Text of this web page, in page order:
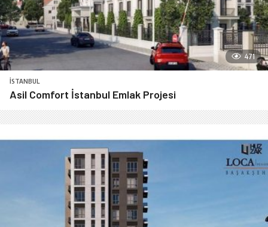
471
İSTANBUL
Asil Comfort İstanbul Emlak Projesi